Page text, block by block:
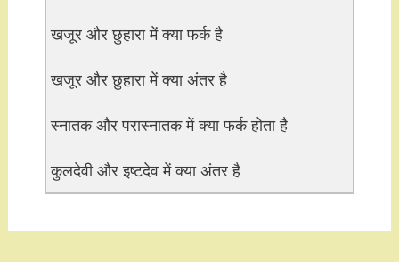
खजूर और छुहारा में क्या फर्क है
खजूर और छुहारा में क्या अंतर है
स्नातक और परास्नातक में क्या फर्क होता है
कुलदेवी और इष्टदेव में क्या अंतर है